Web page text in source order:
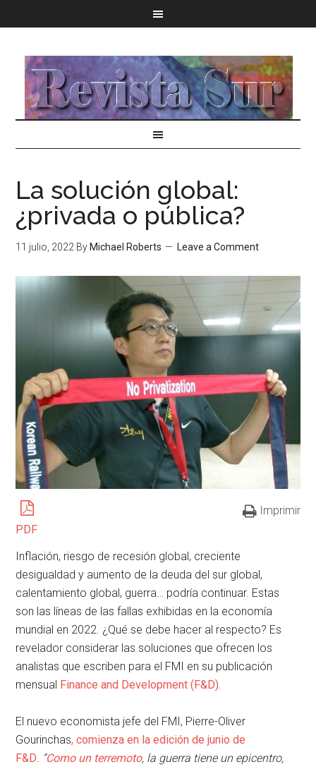
La solución global:
¿privada o pública?
11 julio, 2022 By Michael Roberts Leave a Comment
PDF
Imprimir
Inflación, riesgo de recesión global, creciente
desigualdad y aumento de la deuda del sur global,
calentamiento global, guerra… podría continuar. Estas
son las líneas de las fallas exhibidas en la economía
mundial en 2022. ¿Qué se debe hacer al respecto? Es
revelador considerar las soluciones que ofrecen los
analistas que escriben para el FMI en su publicación
mensual Finance and Development (F&D).
El nuevo economista jefe del FMI, Pierre-Oliver
Gourinchas, comienza en la edición de junio de
F&D. “Como un terremoto, la guerra tiene un epicentro,